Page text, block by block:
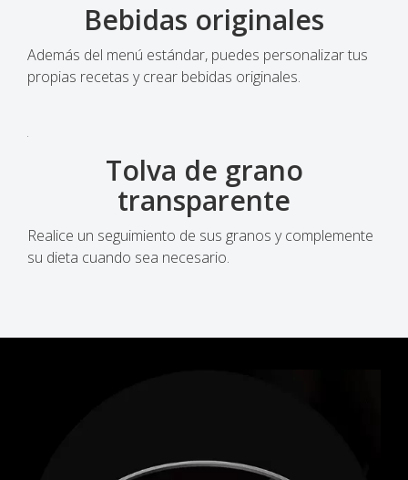
Bebidas originales
Además del menú estándar, puedes personalizar tus
propias recetas y crear bebidas originales.
Tolva de grano
transparente
Realice un seguimiento de sus granos y complemente
su dieta cuando sea necesario.